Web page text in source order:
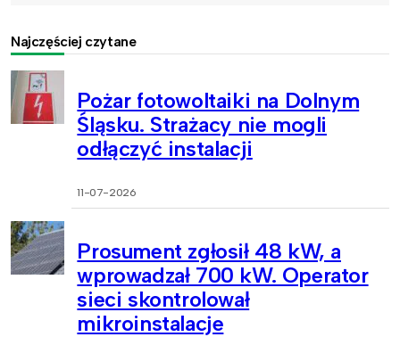
Najczęściej czytane
Pożar fotowoltaiki na Dolnym
Śląsku. Strażacy nie mogli
odłączyć instalacji
11-07-2026
Prosument zgłosił 48 kW, a
wprowadzał 700 kW. Operator
sieci skontrolował
mikroinstalacje